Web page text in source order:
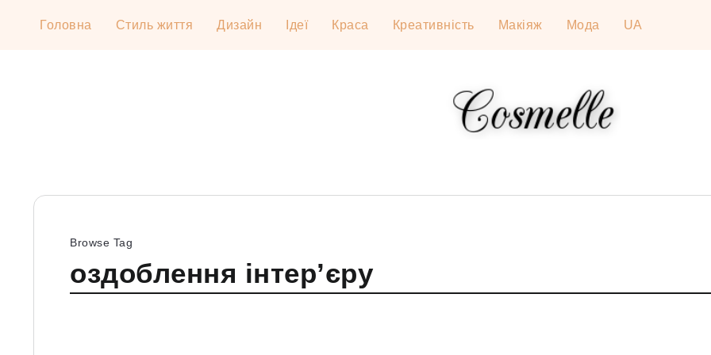
Головна Стиль життя Дизайн Ідеї Краса Креативність Макіяж Мода UA
Browse Tag
оздоблення інтер’єру